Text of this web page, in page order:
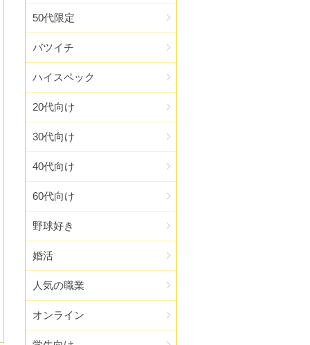
50代限定
バツイチ
ハイスペック
20代向け
30代向け
40代向け
60代向け
野球好き
婚活
人気の職業
オンライン